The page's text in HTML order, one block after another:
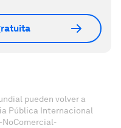
pueden volver a
Pública Internacional
NoComercial-